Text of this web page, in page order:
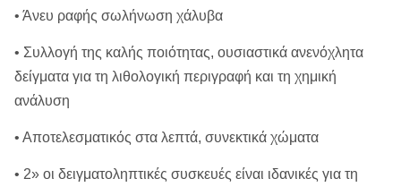
• Άνευ ραφής σωλήνωση χάλυβα
• Συλλογή της καλής ποιότητας, ουσιαστικά ανενόχλητα
δείγματα για τη λιθολογική περιγραφή και τη χημική
ανάλυση
• Αποτελεσματικός στα λεπτά, συνεκτικά χώματα
• 2» οι δειγματοληπτικές συσκευές είναι ιδανικές για τη